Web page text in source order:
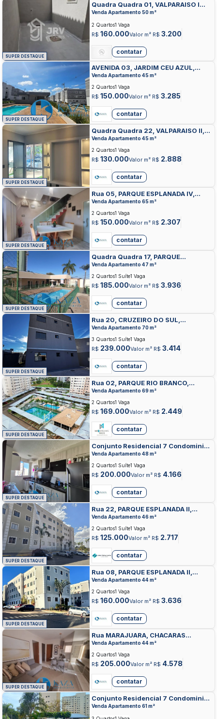
SUPER DESTAQUE
Quadra Quadra 01, VALPARAISO I
ETAPA E, VALPARAISO DE GOIAS
Venda Apartamento 50 m²
R$ 160.000Valor m² R$ 3.200
2 Quartos1 Vaga
contatar
SUPER DESTAQUE
AVENIDA 03, JARDIM CEU AZUL,
VALPARAISO DE GOIAS
Venda Apartamento 45 m²
R$ 150.000Valor m² R$ 3.285
2 Quartos1 Vaga
contatar
SUPER DESTAQUE
Quadra Quadra 22, VALPARAISO II,
VALPARAISO DE GOIAS
Venda Apartamento 45 m²
R$ 130.000Valor m² R$ 2.888
2 Quartos1 Vaga
contatar
SUPER DESTAQUE
Rua 05, PARQUE ESPLANADA IV,
VALPARAISO DE GOIAS
Venda Apartamento 65 m²
R$ 150.000Valor m² R$ 2.307
2 Quartos1 Vaga
contatar
SUPER DESTAQUE
Quadra Quadra 17, PARQUE
ESPLANADA III, VALPARAISO DE
Venda Apartamento 47 m²
R$ 185.000Valor m² R$ 3.936
2 Quartos1 Suíte1 Vaga
contatar
SUPER DESTAQUE
Rua 20, CRUZEIRO DO SUL,
VALPARAISO DE GOIAS
Venda Apartamento 70 m²
R$ 239.000Valor m² R$ 3.414
3 Quartos1 Suíte1 Vaga
contatar
SUPER DESTAQUE
Rua 02, PARQUE RIO BRANCO,
VALPARAISO DE GOIAS
Venda Apartamento 69 m²
R$ 169.000Valor m² R$ 2.449
2 Quartos1 Vaga
contatar
SUPER DESTAQUE
Conjunto Residencial 7 Condominio
2 Bloco G, PARQUE DAS CACHOEIRAS,
VALPARAISO DE GOIAS
Venda Apartamento 48 m²
R$ 200.000Valor m² R$ 4.166
2 Quartos1 Suíte1 Vaga
contatar
SUPER DESTAQUE
Rua 22, PARQUE ESPLANADA II,
VALPARAISO DE GOIAS
Venda Apartamento 46 m²
R$ 125.000Valor m² R$ 2.717
2 Quartos1 Suíte1 Vaga
contatar
SUPER DESTAQUE
Rua 08, PARQUE ESPLANADA II,
VALPARAISO DE GOIAS
Venda Apartamento 44 m²
R$ 160.000Valor m² R$ 3.636
2 Quartos1 Vaga
contatar
SUPER DESTAQUE
Rua MARAJUARA, CHACARAS
YPIRANGA, VALPARAISO DE GOIAS
Venda Apartamento 44 m²
R$ 205.000Valor m² R$ 4.578
2 Quartos1 Vaga
contatar
Conjunto Residencial 7 Condominio
2 Bloco H, PARQUE DAS CACHOEIRAS,
Venda Apartamento 61 m²